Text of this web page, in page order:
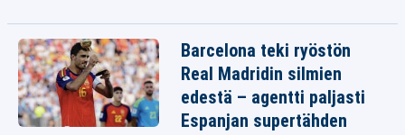
Barcelona teki ryöstön
Real Madridin silmien
edestä – agentti paljasti
Espanjan supertähden